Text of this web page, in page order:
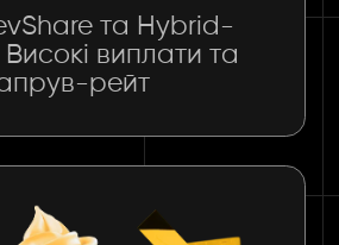
та Hybrid-
Високі виплати та
рейт